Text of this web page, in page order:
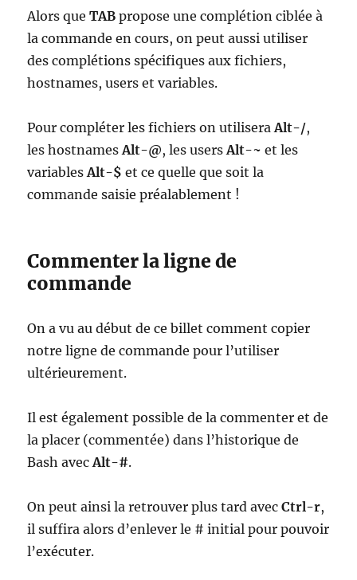
Alors queTAB propose une complétion ciblée à
la commande en cours, on peut aussi utiliser
des complétions spécifiques aux fichiers,
hostnames, users et variables.
Pour compléter les fichiers on utiliseraAlt-/,
les hostnamesAlt-@, les usersAlt-~ et les
variablesAlt-$ et ce quelle que soit la
commande saisie préalablement !
Commenter la ligne de
commande
On a vu au début de ce billet comment copier
notre ligne de commande pour l’utiliser
ultérieurement.
Il est également possible de la commenter et de
la placer (commentée) dans l’historique de
Bash avecAlt-#.
On peut ainsi la retrouver plus tard avecCtrl-r,
il suffira alors d’enlever le # initial pour pouvoir
l’exécuter.